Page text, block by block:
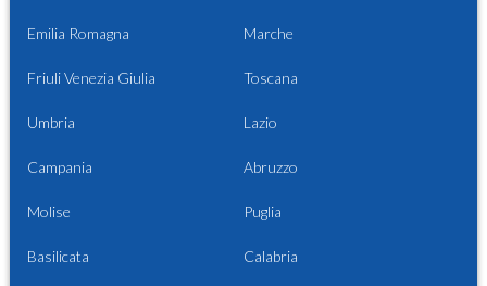
Emilia Romagna Marche
Friuli Venezia Giulia Toscana
Umbria Lazio
Campania Abruzzo
Molise Puglia
Basilicata Calabria